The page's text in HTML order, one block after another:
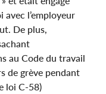
l’employeur
De plus,
au Code du travail
de grève pendant
loi C-58)